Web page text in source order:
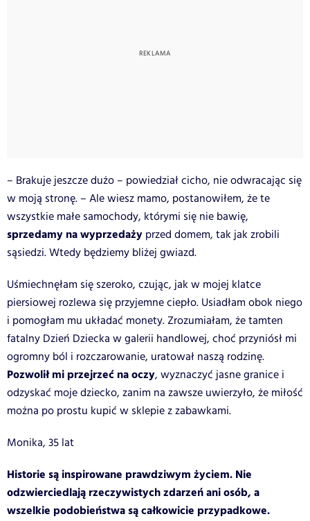
– Brakuje jeszcze dużo – powiedział cicho, nie odwracając się
w moją stronę. – Ale wiesz mamo, postanowiłem, że te
wszystkie małe samochody, którymi się nie bawię,
sprzedamy na wyprzedaży przed domem, tak jak zrobili
sąsiedzi. Wtedy będziemy bliżej gwiazd.
Uśmiechnęłam się szeroko, czując, jak w mojej klatce
piersiowej rozlewa się przyjemne ciepło. Usiadłam obok niego
i pomogłam mu układać monety. Zrozumiałam, że tamten
fatalny Dzień Dziecka w galerii handlowej, choć przyniósł mi
ogromny ból i rozczarowanie, uratował naszą rodzinę.
Pozwolił mi przejrzeć na oczy, wyznaczyć jasne granice i
odzyskać moje dziecko, zanim na zawsze uwierzyło, że miłość
można po prostu kupić w sklepie z zabawkami.
Monika, 35 lat
Historie są inspirowane prawdziwym życiem. Nie
odzwierciedlają rzeczywistych zdarzeń ani osób, a
wszelkie podobieństwa są całkowicie przypadkowe.